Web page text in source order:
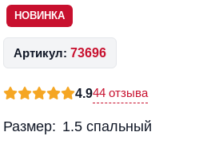
НОВИНКА
Артикул: 73696
4.944 отзыва
Размер: 1.5 спальный